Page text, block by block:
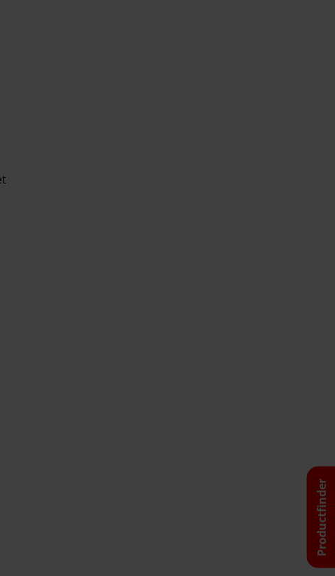
Productfinder